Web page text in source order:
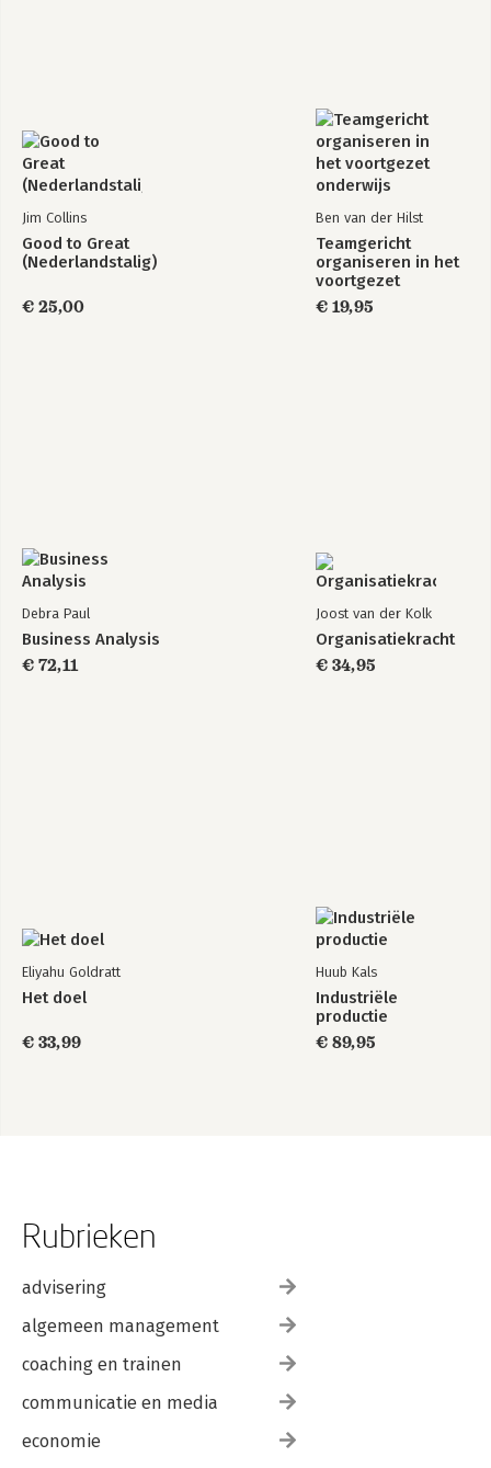
Jim Collins
Good to Great
(Nederlandstalig)
€ 25,00
Ben van der Hilst
Teamgericht
organiseren in het
voortgezet
onderwijs
€ 19,95
Debra Paul
Business Analysis
€ 72,11
Joost van der Kolk
Organisatiekracht
€ 34,95
Eliyahu Goldratt
Het doel
€ 33,99
Huub Kals
Industriële
productie
€ 89,95
Rubrieken
advisering
algemeen management
coaching en trainen
communicatie en media
economie